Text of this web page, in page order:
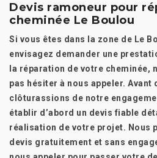
Devis ramoneur pour
cheminée Le Boulou
Si vous êtes dans la zone de Le
envisagez demander une
la réparation de votre cheminée,
pas hésiter à nous appeler. Avant
clôturassions de notre
établir d’abord un devis fiable
réalisation de votre projet. Nous
devis gratuitement et sans